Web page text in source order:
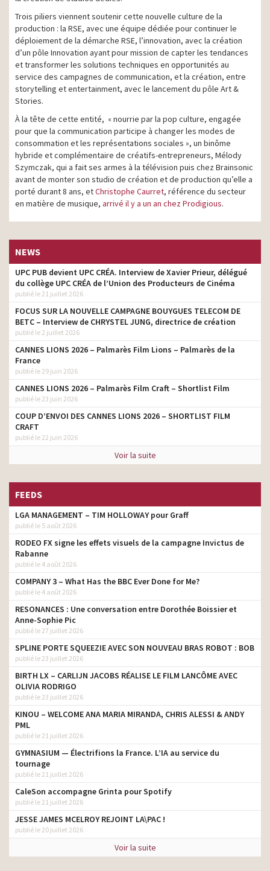
Trois piliers viennent soutenir cette nouvelle culture de la
production : la RSE, avec une équipe dédiée pour continuer le
déploiement de la démarche RSE, l’innovation, avec la création
d’un pôle Innovation ayant pour mission de capter les tendances
et transformer les solutions techniques en opportunités au
service des campagnes de communication, et la création, entre
storytelling et entertainment, avec le lancement du pôle Art &
Stories.
À la tête de cette entité, « nourrie par la pop culture, engagée
pour que la communication participe à changer les modes de
consommation et les représentations sociales », un binôme
hybride et complémentaire de créatifs-entrepreneurs, Mélody
Szymczak, qui a fait ses armes à la télévision puis chez Brainsonic
avant de monter son studio de création et de production qu’elle a
porté durant 8 ans, etChristophe Caurret, référence du secteur
en matière de musique, arrivé il y a un an chez Prodigious.
NEWS
UPC PUB devient UPC CRÉA. Interview de Xavier Prieur, délégué
du collège UPC CRÉA de l’Union des Producteurs de Cinéma
publié le 21 juillet 2026
FOCUS SUR LA NOUVELLE CAMPAGNE BOUYGUES TELECOM DE
BETC – Interview de CHRYSTEL JUNG, directrice de création
publié le 2 juillet 2026
CANNES LIONS 2026 – Palmarès Film Lions – Palmarès de la
France
publié le 29 juin 2026
CANNES LIONS 2026 – Palmarès Film Craft – Shortlist Film
publié le 23 juin 2026
COUP D’ENVOI DES CANNES LIONS 2026 – SHORTLIST FILM
CRAFT
publié le 22 juin 2026
Voir la suite
FEEDS
LGA MANAGEMENT – TIM HOLLOWAY pour Graff
publié le 5 août 2026
RODEO FX signe les effets visuels de la campagne Invictus de
Rabanne
publié le 4 août 2026
COMPANY 3 – What Has the BBC Ever Done for Me?
publié le 4 août 2026
RESONANCES : Une conversation entre Dorothée Boissier et
Anne-Sophie Pic
publié le 27 juillet 2026
SPLINE PORTE SQUEEZIE AVEC SON NOUVEAU BRAS ROBOT : BOB
publié le 23 juillet 2026
BIRTH LX – CARLIJN JACOBS RÉALISE LE FILM LANCÔME AVEC
OLIVIA RODRIGO
publié le 23 juillet 2026
KINOU – WELCOME ANA MARIA MIRANDA, CHRIS ALESSI & ANDY
PML
publié le 21 juillet 2026
GYMNASIUM — Électrifions la France. L’IA au service du
tournage
publié le 21 juillet 2026
CaleSon accompagne Grinta pour Spotify
publié le 21 juillet 2026
JESSE JAMES MCELROY REJOINT LA\PAC !
publié le 20 juillet 2026
Voir la suite